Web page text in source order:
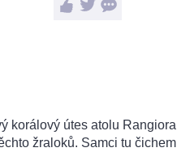
korálový útes atolu
žraloků. Samci tu